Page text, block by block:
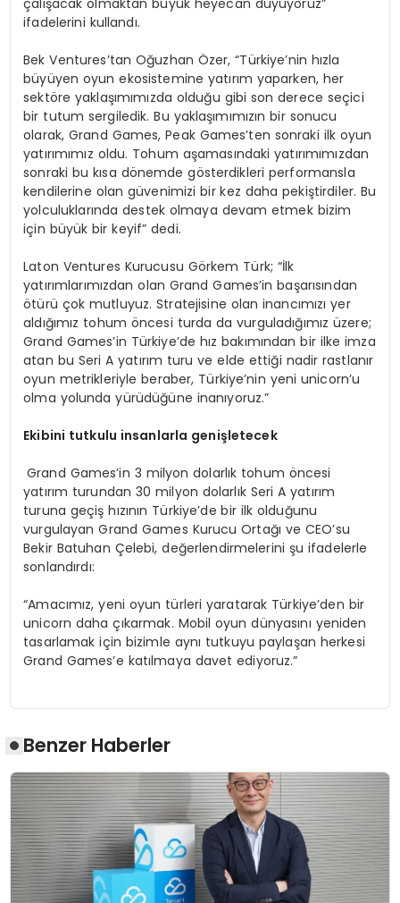
çalışacak olmaktan büyük heyecan duyuyoruz”
ifadelerini kullandı.
Bek Ventures’tan Oğuzhan Özer, “Türkiye’nin hızla
büyüyen oyun ekosistemine yatırım yaparken, her
sektöre yaklaşımımızda olduğu gibi son derece seçici
bir tutum sergiledik. Bu yaklaşımımızın bir sonucu
olarak, Grand Games, Peak Games’ten sonraki ilk oyun
yatırımımız oldu. Tohum aşamasındaki yatırımımızdan
sonraki bu kısa dönemde gösterdikleri performansla
kendilerine olan güvenimizi bir kez daha pekiştirdiler. Bu
yolculuklarında destek olmaya devam etmek bizim
için büyük bir keyif” dedi.
Laton Ventures Kurucusu Görkem Türk; “İlk
yatırımlarımızdan olan Grand Games’in başarısından
ötürü çok mutluyuz. Stratejisine olan inancımızı yer
aldığımız tohum öncesi turda da vurguladığımız üzere;
Grand Games’in Türkiye’de hız bakımından bir ilke imza
atan bu Seri A yatırım turu ve elde ettiği nadir rastlanır
oyun metrikleriyle beraber, Türkiye’nin yeni unicorn’u
olma yolunda yürüdüğüne inanıyoruz.”
Ekibini tutkulu insanlarla genişletecek
Grand Games’in 3 milyon dolarlık tohum öncesi
yatırım turundan 30 milyon dolarlık Seri A yatırım
turuna geçiş hızının Türkiye’de bir ilk olduğunu
vurgulayan Grand Games Kurucu Ortağı ve CEO’su
Bekir Batuhan Çelebi, değerlendirmelerini şu ifadelerle
sonlandırdı:
“Amacımız, yeni oyun türleri yaratarak Türkiye’den bir
unicorn daha çıkarmak. Mobil oyun dünyasını yeniden
tasarlamak için bizimle aynı tutkuyu paylaşan herkesi
Grand Games’e katılmaya davet ediyoruz.”
Benzer Haberler